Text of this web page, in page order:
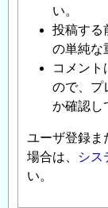
い。
投稿する
の単純な
コメント
ので、プ
か確認し
ユーザ登録ま
場合は、
シス
い。